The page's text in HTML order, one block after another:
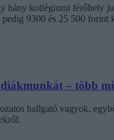
hány kollégiumi férőhely
9300 és 25 500
– több
hallgató vagyok,